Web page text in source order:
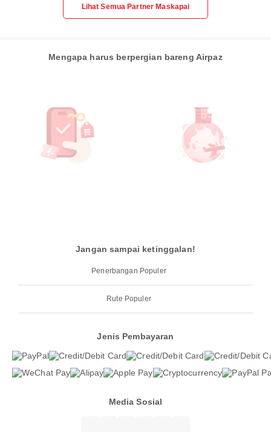
Lihat Semua Partner Maskapai
Mengapa harus berpergian bareng Airpaz
Jangan sampai ketinggalan!
Penerbangan Populer
Rute Populer
Jenis Pembayaran
Media Sosial